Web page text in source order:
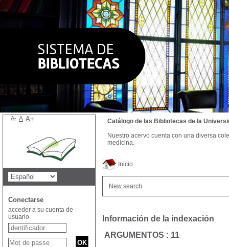
Inicio
New search
Información de la indexación
ARGUMENTOS : 11
Catálogo de las Bibliotecas de la
Nuestro acervo cuenta con una diversa
medicina.
A- A A+
Conectarse
acceder a su cuenta de
usuario